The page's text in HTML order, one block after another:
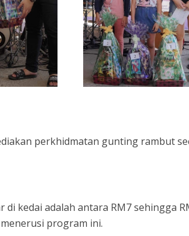
perkhidmatan gunting rambut
kedai adalah antara RM7 sehingga
program ini.